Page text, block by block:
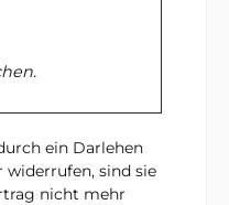
ein Darlehen
widerrufen, sind sie
nicht mehr